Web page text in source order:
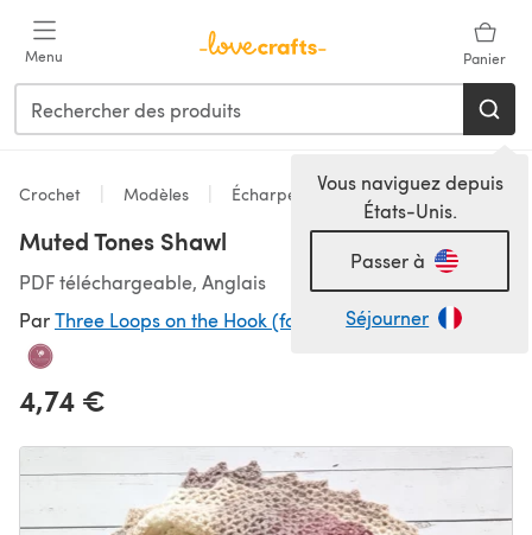
Menu Panier
Vous naviguez depuis
États-Unis.
Passer à
Séjourner
Crochet Modèles Écharpes & Châles
Muted Tones Shawl
PDF téléchargeable, Anglais
ParThree Loops on the Hook (formerly Sew Sew Baby)
4,74 €